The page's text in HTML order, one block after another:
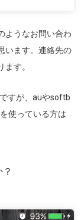
ようなお問い合わ
います。連絡先の
す。
すが、auやsoftb
使っている方は